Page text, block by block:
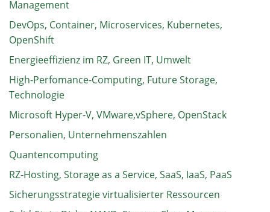
Management
DevOps, Container, Microservices, Kubernetes,
OpenShift
Energieeffizienz im RZ, Green IT, Umwelt
High-Perfomance-Computing, Future Storage,
Technologie
Microsoft Hyper-V, VMware,vSphere, OpenStack
Personalien, Unternehmenszahlen
Quantencomputing
RZ-Hosting, Storage as a Service, SaaS, IaaS, PaaS
Sicherungsstrategie virtualisierter Ressourcen